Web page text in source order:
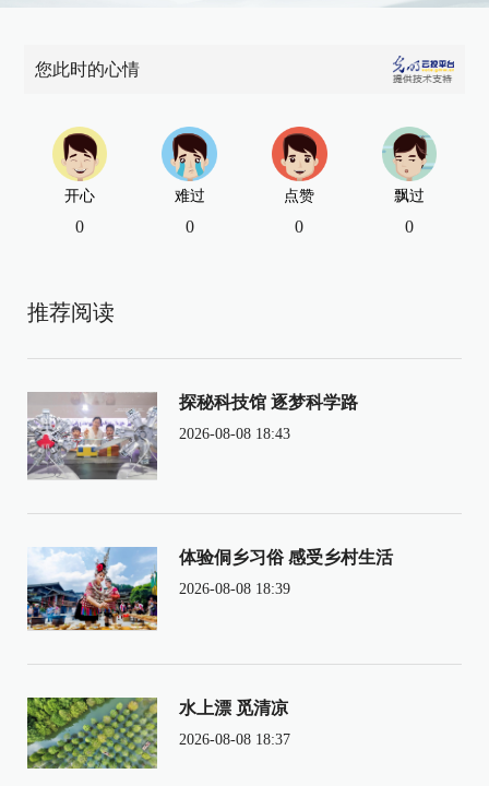
您此时的心情
开心
0
难过
0
点赞
0
飘过
0
推荐阅读
探秘科技馆 逐梦科学路
2026-08-08 18:43
体验侗乡习俗 感受乡村生活
2026-08-08 18:39
水上漂 觅清凉
2026-08-08 18:37